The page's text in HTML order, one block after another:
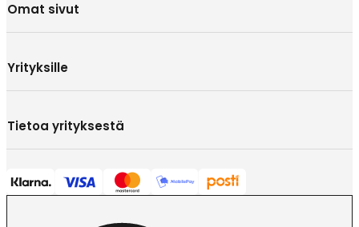
Omat sivut
Yrityksille
Tietoa yrityksestä